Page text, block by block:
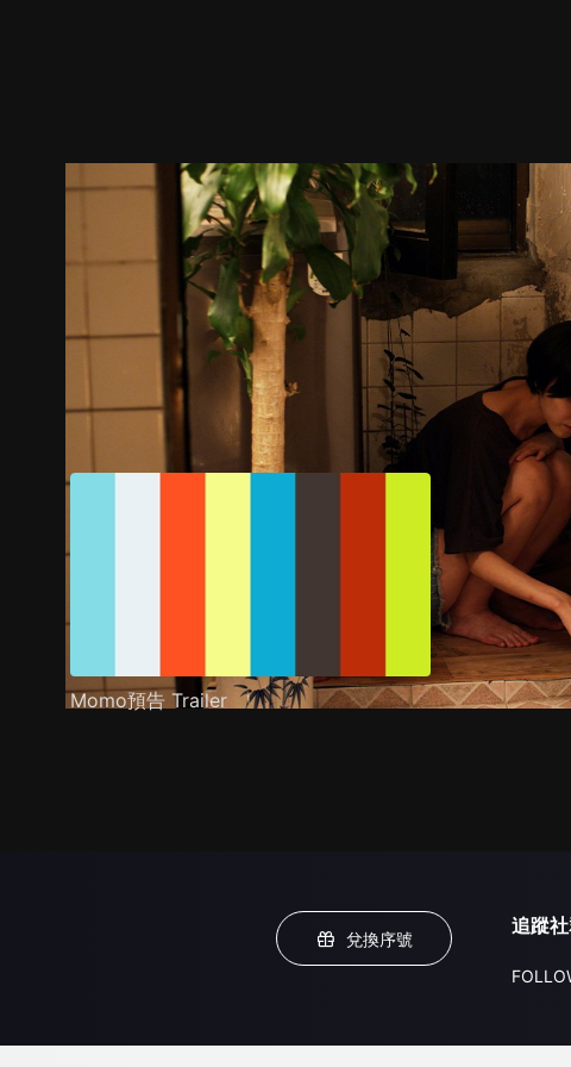
預告 劇照 推薦影片 劇情介紹
Momo預告 Trailer
兌換序號
追蹤